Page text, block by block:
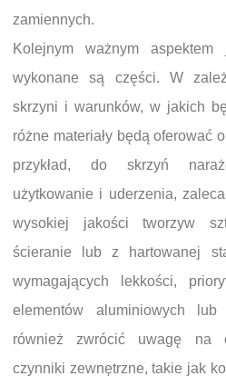
zamiennych.
Kolejnym ważnym
wykonane są części. W
skrzyni i warunków, w jakich
różne materiały będą oferować
przykład, do skrzyń
użytkowanie i uderzenia,
wysokiej jakości tworzyw
ścieranie lub z hartowanej
wymagających lekkości,
elementów aluminiowych lub
również zwrócić uwagę na
czynniki zewnętrzne, takie jak